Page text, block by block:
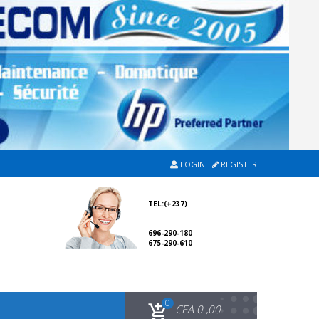
LOGIN REGISTER
TEL:(+237)
696-290-180
675-290-610
0 CFA0 ,00